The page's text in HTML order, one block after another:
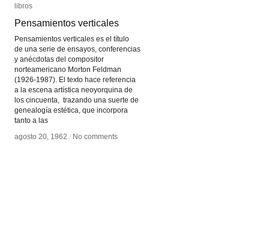
libros
Pensamientos verticales
Pensamientos verticales es el título
de una serie de ensayos, conferencias
y anécdotas del compositor
norteamericano Morton Feldman
(1926-1987). El texto hace referencia
a la escena artística neoyorquina de
los cincuenta, trazando una suerte de
genealogía estética, que incorpora
tanto a las
agosto 20, 1962 / No comments
libros
Pensamientos verticales
agosto 20, 1962 / No comments